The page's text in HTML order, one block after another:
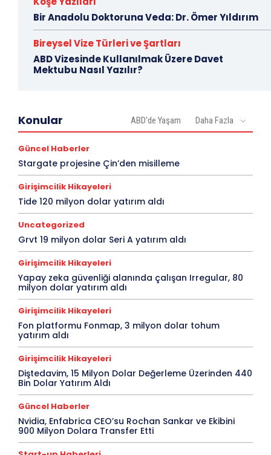
Bir Anadolu Doktoruna Veda: Dr. Ömer Yıldırım
Bireysel Vize Türleri ve Şartları
ABD Vizesinde Kullanılmak Üzere Davet
Mektubu Nasıl Yazılır?
Konular ABD'de Yaşam Daha Fazla
Güncel Haberler
Stargate projesine Çin’den misilleme
Girişimcilik Hikayeleri
Tide 120 milyon dolar yatırım aldı
Uncategorized
Grvt 19 milyon dolar Seri A yatırım aldı
Girişimcilik Hikayeleri
Yapay zeka güvenliği alanında çalışan Irregular, 80
milyon dolar yatırım aldı
Girişimcilik Hikayeleri
Fon platformu Fonmap, 3 milyon dolar tohum
yatırım aldı
Girişimcilik Hikayeleri
Diştedavim, 15 Milyon Dolar Değerleme Üzerinden 440
Bin Dolar Yatırım Aldı
Güncel Haberler
Nvidia, Enfabrica CEO’su Rochan Sankar ve Ekibini
900 Milyon Dolara Transfer Etti